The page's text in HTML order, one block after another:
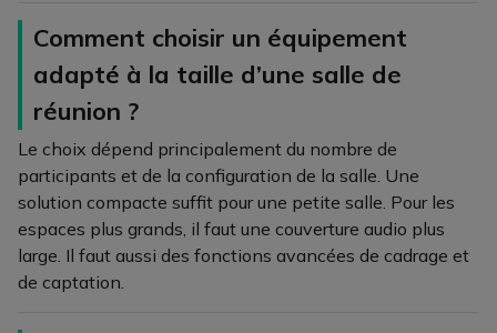
Comment choisir un équipement
adapté à la taille d’une salle de
réunion ?
Le choix dépend principalement du nombre de
participants et de la configuration de la salle. Une
solution compacte suffit pour une petite salle. Pour les
espaces plus grands, il faut une couverture audio plus
large. Il faut aussi des fonctions avancées de cadrage et
de captation.